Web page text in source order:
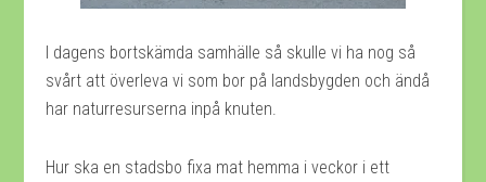
I dagens bortskämda samhälle så skulle vi ha nog så
svårt att överleva vi som bor på landsbygden och ändå
har naturresurserna inpå knuten.
Hur ska en stadsbo fixa mat hemma i veckor i ett